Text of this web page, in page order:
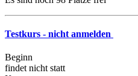
Testkurs - nicht anmelden
Beginn
findet nicht statt